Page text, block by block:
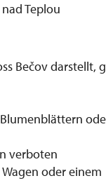
Teplou
Bečov darstellt,
verboten
oder einem